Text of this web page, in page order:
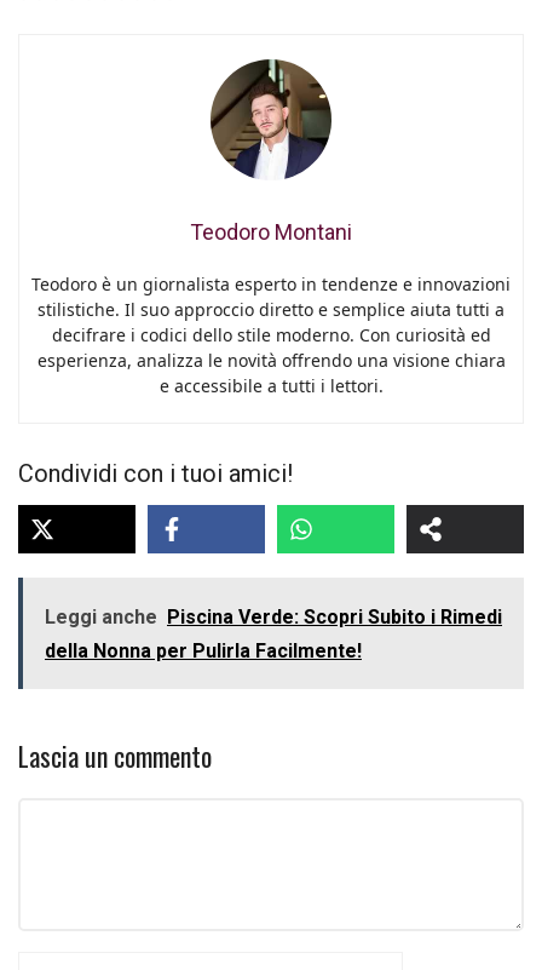
Teodoro Montani
Teodoro è un giornalista esperto in tendenze e innovazioni
stilistiche. Il suo approccio diretto e semplice aiuta tutti a
decifrare i codici dello stile moderno. Con curiosità ed
esperienza, analizza le novità offrendo una visione chiara
e accessibile a tutti i lettori.
Condividi con i tuoi amici!
Leggi anche Piscina Verde: Scopri Subito i Rimedi
della Nonna per Pulirla Facilmente!
Lascia un commento